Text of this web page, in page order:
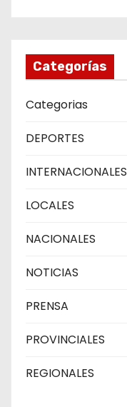
Categorías
Categorias
DEPORTES
INTERNACIONALES
LOCALES
NACIONALES
NOTICIAS
PRENSA
PROVINCIALES
REGIONALES